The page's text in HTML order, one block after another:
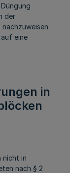
der
auf eine
in
nicht in
nach § 2